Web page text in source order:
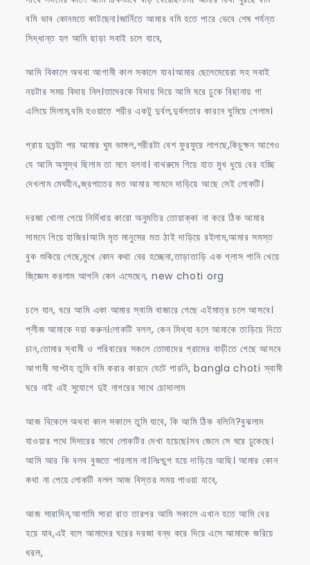
বমি ভাব কোনমতে কাটছেনা।জার্নিতে আমার বমি হতে পারে ভেবে শেষ পর্যন্ত
সিদ্ধান্ত হল আমি ছাড়া সবাই চলে যাবে,
আমি বিকালে অথবা আগামী কাল সকালে যাব।আমার ছেলেমেয়েরা সহ সবাই
নয়টার সময় বিদায় নিল।তাদেরকে বিদায় দিয়ে আমি ঘরে ঢুকে বিছানায় গা
এলিয়ে দিলাম,বমি হওয়াতে শরীর একটু দুর্বল,দুর্বলতার কারনে ঘুমিয়ে গেলাম।
প্রায় দুঘন্টা পর আমার ঘুম ভাঙ্গল,শরীরটা বেশ ফুরফুরে লাগছে,কিচুক্ষন আগেও
যে আমি অসুস্থ ছিলাম তা মনে হলনা। বাথরুমে গিয়ে হাত মুখ ধুয়ে বের হচ্ছি
দেখলাম মেঘহীন ব্জ্রপাতের মত আমার সামনে দাড়িয়ে আছে সেই লোকটি।
দরজা খোলা পেয়ে নির্দিধায় কারো অনুমতির তোয়াক্কা না করে ঠিক আমার
সামনে গিয়ে হাজির।আমি মৃত মানুসের মত ঠাই দাড়িয়ে রইলাম,আমার সমস্ত
বুক শুকিয়ে গেছে,মুখে কোন কথা বের হচ্ছেনা,তাড়াতাড়ি এক গ্লাস পানি খেয়ে
জি্জ্ঞেস করলাম আপনি কেন এসেছেন, new choti org
চলে যান, ঘরে আমি একা আমার স্বামি বাজারে গেছে এইমাত্র চলে আসবে।
প্লীজ আমাকে দয়া করুন।লোকটি বলল, কেন মিথ্যা বলে আমাকে তাড়িয়ে দিতে
চান,তোমার স্বামী ও পরিবারের সকলে তোমাদের গ্রামের বাড়ীতে গেছে আসবে
আগামী সাপ্টাহ তুমি বমি করার কারনে যেটে পারনি, bangla choti স্বামী
ঘরে নাই এই সুযোগে দুই নাগরের সাথে চোদালাম
আজ বিকেলে অথবা কাল সকালে তুমি যাবে, কি আমি ঠিক বলিনি?বুঝলাম
যাওয়ার পথে দিদারের সাথে লোকটির দেখা হয়েছে।সব জেনে সে ঘরে ঢুকেছে।
আমি আর কি বলব বুজতে পারলাম না।নিঃশ্চুপ হয়ে দাড়িয়ে আছি। আমার কোন
কথা না পেয়ে লোকটি বলল আজ বিস্তর সময় পাওয়া যাবে,
আজ সারাদিন,আগামি সারা রাত তারপর আমি সকালে এখান হতে আমি বের
হয়ে যাব,এই বলে আমাদের ঘরের দরজা বন্ধ করে দিয়ে এসে আমাকে জরিয়ে
ধরল,